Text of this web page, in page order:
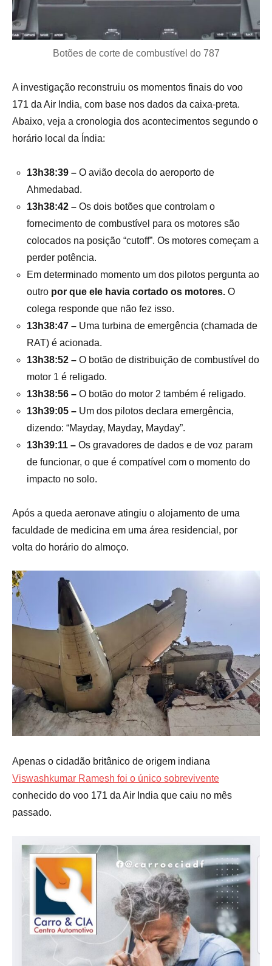
Botões de corte de combustível do 787
A investigação reconstruiu os momentos finais do voo
171 da Air India, com base nos dados da caixa-preta.
Abaixo, veja a cronologia dos acontecimentos segundo o
horário local da Índia:
13h38:39 – O avião decola do aeroporto de
Ahmedabad.
13h38:42 – Os dois botões que controlam o
fornecimento de combustível para os motores são
colocados na posição “cutoff”. Os motores começam a
perder potência.
Em determinado momento um dos pilotos pergunta ao
outro por que ele havia cortado os motores. O
colega responde que não fez isso.
13h38:47 – Uma turbina de emergência (chamada de
RAT) é acionada.
13h38:52 – O botão de distribuição de combustível do
motor 1 é religado.
13h38:56 – O botão do motor 2 também é religado.
13h39:05 – Um dos pilotos declara emergência,
dizendo: “Mayday, Mayday, Mayday”.
13h39:11 – Os gravadores de dados e de voz param
de funcionar, o que é compatível com o momento do
impacto no solo.
Após a queda aeronave atingiu o alojamento de uma
faculdade de medicina em uma área residencial, por
volta do horário do almoço.
Apenas o cidadão britânico de origem indiana
Viswashkumar Ramesh foi o único sobrevivente
conhecido do voo 171 da Air India que caiu no mês
passado.